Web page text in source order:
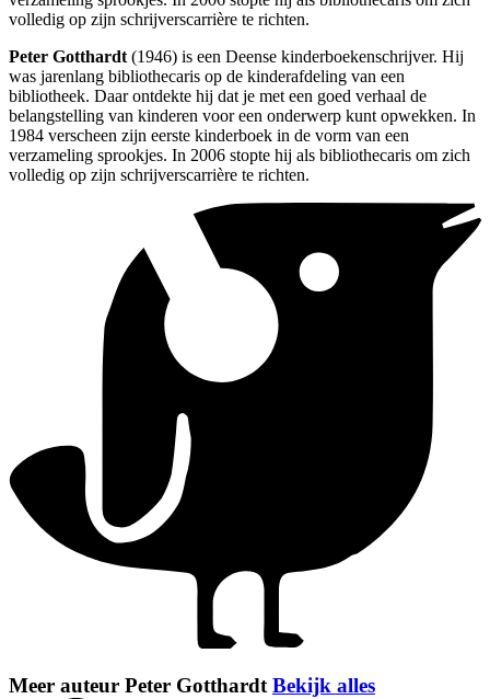
volledig op zijn schrijverscarrière te richten.
Peter Gotthardt (1946) is een Deense kinderboekenschrijver. Hij
was jarenlang bibliothecaris op de kinderafdeling van een
bibliotheek. Daar ontdekte hij dat je met een goed verhaal de
belangstelling van kinderen voor een onderwerp kunt opwekken. In
1984 verscheen zijn eerste kinderboek in de vorm van een
verzameling sprookjes. In 2006 stopte hij als bibliothecaris om zich
volledig op zijn schrijverscarrière te richten.
Meer auteur Peter Gotthardt Bekijk alles